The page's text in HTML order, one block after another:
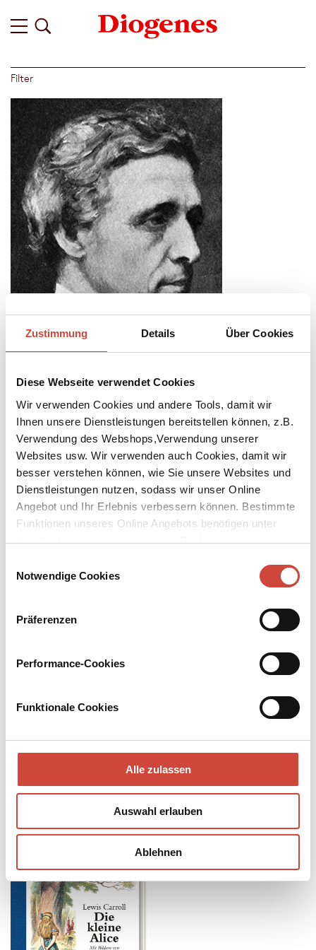
Zustimmung Details Über Cookies
Diese Webseite verwendet Cookies
Wir verwenden Cookies und andere Tools, damit wir
Ihnen unsere Dienstleistungen bereitstellen können, z.B.
Verwendung des Webshops,Verwendung unserer
Websites usw. Wir verwenden auch Cookies, damit wir
besser verstehen können, wie Sie unsere Websites und
Dienstleistungen nutzen, sodass wir unser Online
Angebot und Ihr Erlebnis verbessern können. Bestimmte
Funktionen unseres Online Angebots benötigen unter
Umständen die Verwendung von Cookies von
Notwendige Cookies
Präferenzen
Performance-Cookies
Funktionale Cookies
Alle zulassen
Auswahl erlauben
Ablehnen
Filter
Foto: Archiv Diogenes Verlag
Lewis Carroll
Lewis Carroll, eigentlich Charles Lutwidge Dodgson, kam 1832 in
Cheshire, England, zur Welt. Nach seinem Studium in Oxford
lehrte er am Christ College Mathematik und Logik. Er verbrachte
dort ein äußerlich ereignisloses Leben als Junggeselle und
Sonderling. Nebst seinen Erfolgen als Kinderbuchautor machte
sich Carroll auch als Fotograf einen Namen. Seine Geschichten,
u.a. ›Alice im Wunderland‹, ›Alice hinter den Spiegeln‹ und ›Sylvie
Lewis Carrol starb 1898 in Guildford.
Alice im Wunderland, Tim Burton, 2010
Alisa v strane chudes, Yefrem Pruzhansky, 1981